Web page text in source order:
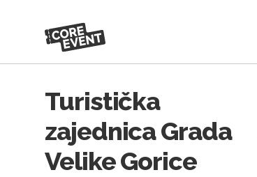
Turistička
zajednica Grada
Velike Gorice